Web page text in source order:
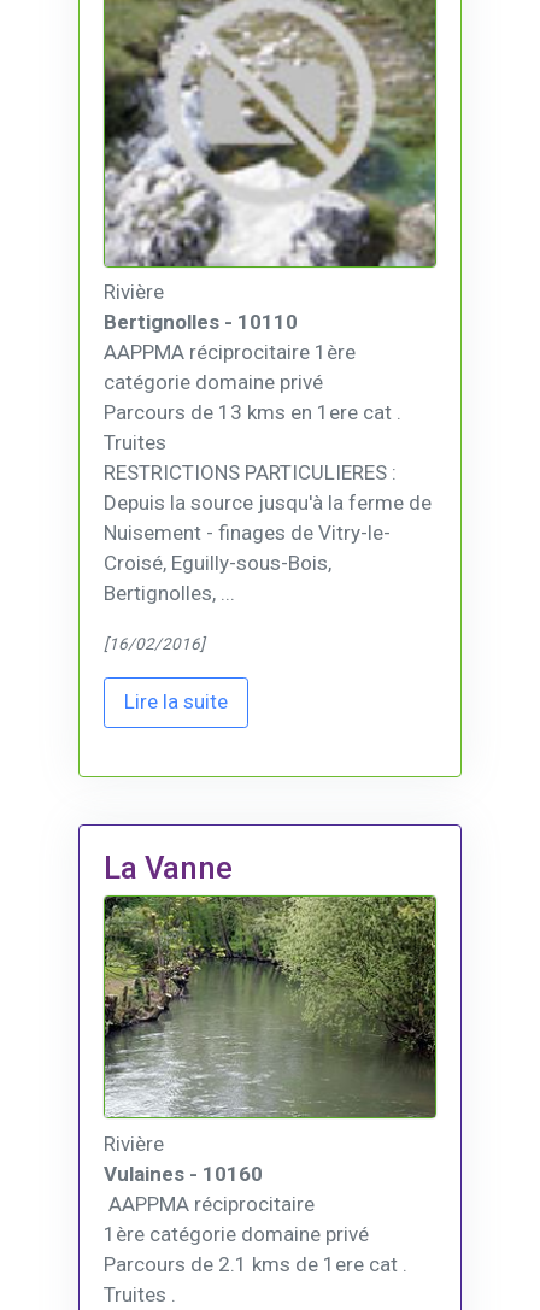
Rivière
Bertignolles - 10110
AAPPMA réciprocitaire 1ère
catégorie domaine privé
Parcours de 13 kms en 1ere cat .
Truites
RESTRICTIONS PARTICULIERES :
Depuis la source jusqu'à la ferme de
Nuisement - finages de Vitry-le-
Croisé, Eguilly-sous-Bois,
Bertignolles, ...
[16/02/2016]
Lire la suite
La Vanne
Rivière
Vulaines - 10160
AAPPMA réciprocitaire
1ère catégorie domaine privé
Parcours de 2.1 kms de 1ere cat .
Truites .